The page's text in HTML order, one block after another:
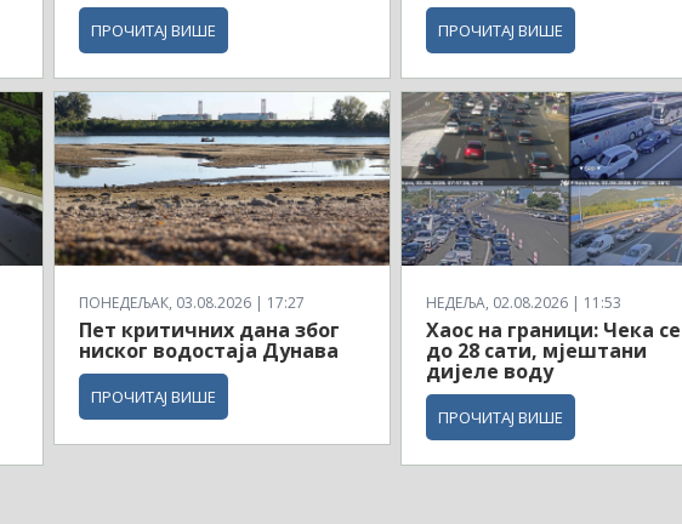
ПРОЧИТАЈ ВИШЕ ПРОЧИТАЈ ВИШЕ
ПОНЕДЕЉАК, 03.08.2026 | 17:27
Пет критичних дана због
ниског водостаја Дунава
ПРОЧИТАЈ ВИШЕ
НЕДЕЉА, 02.08.2026 | 11:53
Хаос на граници: Чека
до 28 сати, мјештани
дијеле воду
ПРОЧИТАЈ ВИШЕ